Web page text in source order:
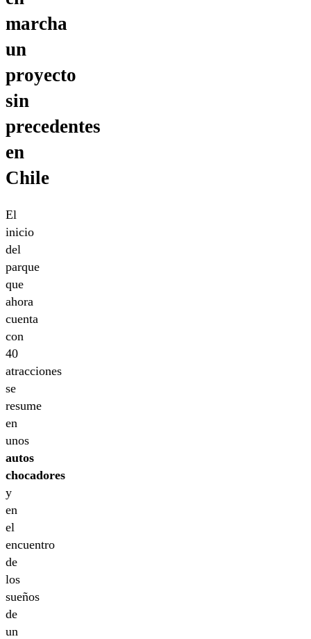
marcha
un
proyecto
sin
precedentes
en
Chile
El
inicio
del
parque
que
ahora
cuenta
con
40
atracciones
se
resume
en
unos
autos
chocadores
y
en
el
encuentro
de
los
sueños
de
un